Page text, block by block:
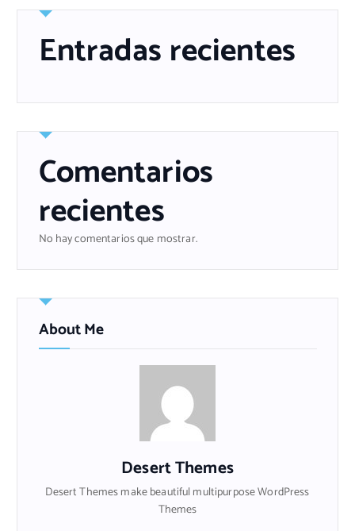
Entradas recientes
Comentarios
recientes
No hay comentarios que mostrar.
About Me
Desert Themes
Desert Themes make beautiful multipurpose WordPress
Themes